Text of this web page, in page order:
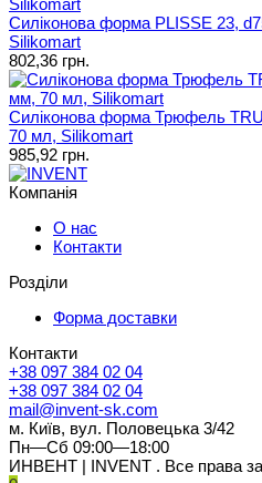
Силіконова форма PLISSE 23,
Silikomart
802,36 грн.
Силіконова форма Трюфель
70 мл, Silikomart
985,92 грн.
Компанія
О нас
Контакти
Розділи
Форма доставки
Контакти
+38 097 384 02 04
+38 097 384 02 04
mail@invent-sk.com
м. Київ, вул. Половецька 3/42
Пн—Сб 09:00—18:00
ИНВЕНТ | INVENT . Все права